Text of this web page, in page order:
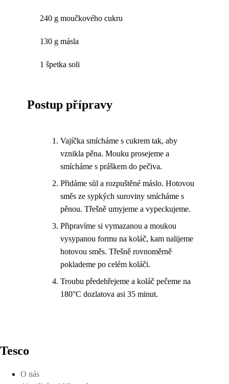
240 g moučkového cukru
130 g másla
1 špetka soli
Postup přípravy
Vajíčka smícháme s cukrem tak, aby
vznikla pěna. Mouku prosejeme a
smícháme s práškem do pečiva.
Přidáme sůl a rozpuštěné máslo. Hotovou
směs ze sypkých suroviny smícháme s
pěnou. Třešně umyjeme a vypeckujeme.
Připravíme si vymazanou a moukou
vysypanou formu na koláč, kam nalijeme
hotovou směs. Třešně rovnoměrně
poklademe po celém koláči.
Troubu předehřejeme a koláč pečeme na
180°C dozlatova asi 35 minut.
Tesco
O nás